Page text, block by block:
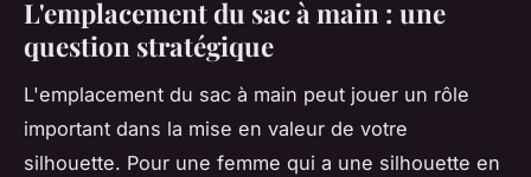
L'emplacement du sac à main : une
question stratégique
L'emplacement du sac à main peut jouer un rôle
important dans la mise en valeur de votre
silhouette. Pour une femme qui a une silhouette en